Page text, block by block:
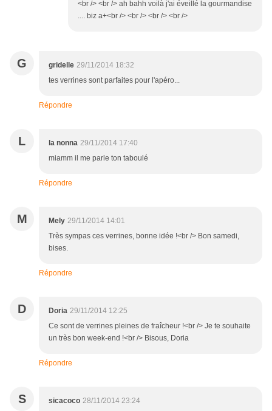
<br /> <br /> ah bahh voilà j'ai éveillé la gourmandise
.... biz a+<br /> <br /> <br /> <br />
G gridelle 29/11/2014 18:32
tes verrines sont parfaites pour l'apéro...
Répondre
L la nonna 29/11/2014 17:40
miamm il me parle ton taboulé
Répondre
M Mely 29/11/2014 14:01
Très sympas ces verrines, bonne idée !<br /> Bon samedi,
bises.
Répondre
D Doria 29/11/2014 12:25
Ce sont de verrines pleines de fraîcheur !<br /> Je te souhaite
un très bon week-end !<br /> Bisous, Doria
Répondre
S sicacoco 28/11/2014 23:24